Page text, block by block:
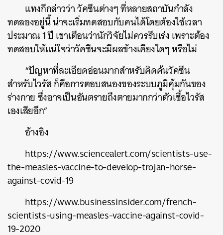
แทงกีกล่าวว่าวัคซีนต่างๆ ที่หลายสถาบันกำลัง
ทดลองอยู่นี้ น่าจะเริ่มทดสอบกับคนได้โดยต้องใช้เวลา
ประมาณ 1 ปี เขาเตือนว่านักวิจัยไม่ควรรีบเร่ง เพราะต้อง
ทดสอบให้แน่ใจว่าวัคซีนจะมีผลข้างเคียงใดๆหรือไม่
“ปัญหาที่ละเอียดอ่อนมากสำหรับคิดค้นวัคซีน
สำหรับไวรัส ก็คือการตอบสนองของระบบภูมิคุ้มกันของ
ร่างกาย ซึ่งอาจเป็นอันตรายถึงตายมากกว่าตัวเชื้อไวรัส
เองเสียอีก”
อ้างอิง
https://www.sciencealert.com/scientists-use-
the-measles-vaccine-to-develop-trojan-horse-
against-covid-19
https://www.businessinsider.com/french-
scientists-using-measles-vaccine-against-covid-
19-2020